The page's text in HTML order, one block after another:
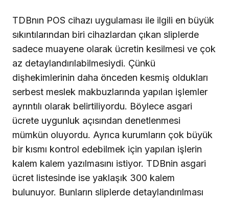
TDBnın POS cihazı uygulaması ile ilgili en büyük
sıkıntılarından biri cihazlardan çıkan sliplerde
sadece muayene olarak ücretin kesilmesi ve çok
az detaylandırılabilmesiydi. Çünkü
dişhekimlerinin daha önceden kesmiş oldukları
serbest meslek makbuzlarında yapılan işlemler
ayrıntılı olarak belirtiliyordu. Böylece asgari
ücrete uygunluk açısından denetlenmesi
mümkün oluyordu. Ayrıca kurumların çok büyük
bir kısmı kontrol edebilmek için yapılan işlerin
kalem kalem yazılmasını istiyor. TDBnin asgari
ücret listesinde ise yaklaşık 300 kalem
bulunuyor. Bunların sliplerde detaylandırılması